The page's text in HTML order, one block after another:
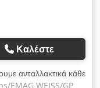
advance, rapid
coolant
headstock with
input for return,
Καλέστε
ανταλλακτικά κάθε
EMAG WEISS/GP